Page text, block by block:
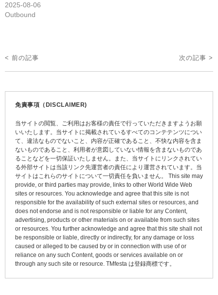
2025-08-06
Outbound
投
稿
< 前の記事 次の記事 >
免責事項（DISCLAIMER)
当サイトの閲覧、ご利用はお客様の責任で行っていただきますようお願
いいたします。当サイトに掲載されているすべてのコンテテンツについ
て、違法なものでないこと、内容が正確であること、不快な内容を含ま
ないものであること、利用者が意図していない情報を含まないものであ
ることなどを一切保証いたしません。また、当サイトにリンクされてい
る外部サイトは当該リンク先運営者の責任により運営されています。当
サイトはこれらのサイトについて一切責任を負いません。 This site may
provide, or third parties may provide, links to other World Wide Web
sites or resources. You acknowledge and agree that this site is not
responsible for the availability of such external sites or resources, and
does not endorse and is not responsible or liable for any Content,
advertising, products or other materials on or available from such sites
or resources. You further acknowledge and agree that this site shall not
be responsible or liable, directly or indirectly, for any damage or loss
caused or alleged to be caused by or in connection with use of or
reliance on any such Content, goods or services available on or
through any such site or resource. TMfesta は登録商標です。